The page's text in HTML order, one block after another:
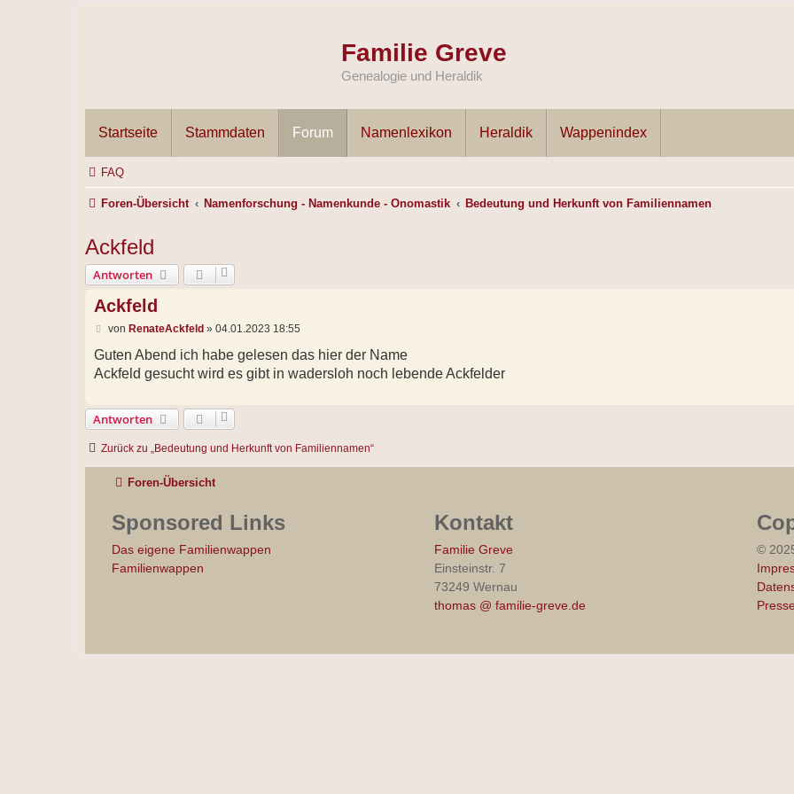
Familie Greve
Genealogie und Heraldik
Startseite Stammdaten Forum Namenlexikon Heraldik Wappenindex
FAQ
Foren-Übersicht Namenforschung - Namenkunde - Onomastik Bedeutung und Herkunft von Familiennamen
Ackfeld
Antworten
Ackfeld
B
i
r
von RenateAckfeld » 04.01.2023 18:55
Guten Abend ich habe gelesen das hier der Name
Ackfeld gesucht wird es gibt in wadersloh noch lebende Ackfelder
Antworten
Zurück zu „Bedeutung und Herkunft von Familiennamen“
Foren-Übersicht
Sponsored Links
Das eigene Familienwappen
Familienwappen
Kontakt
Familie Greve
Einsteinstr. 7
73249 Wernau
thomas @ familie-greve.de
©
Presse